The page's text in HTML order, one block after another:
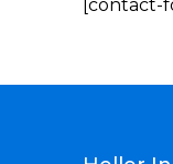
[contact-